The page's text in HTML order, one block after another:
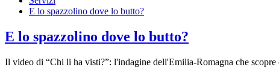
E lo spazzolino dove lo butto?
E lo spazzolino dove lo butto?
Il video di “Chi li ha visti?”: l'indagine dell'Emilia-Romagna che